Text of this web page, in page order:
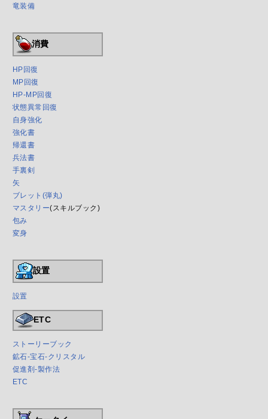
竜装備
消費
HP回復
MP回復
HP-MP回復
状態異常回復
自身強化
強化書
帰還書
兵法書
手裏剣
矢
ブレット(弾丸)
マスタリー(スキルブック)
包み
変身
設置
設置
ETC
ストーリーブック
鉱石-宝石-クリスタル
促進剤-製作法
ETC